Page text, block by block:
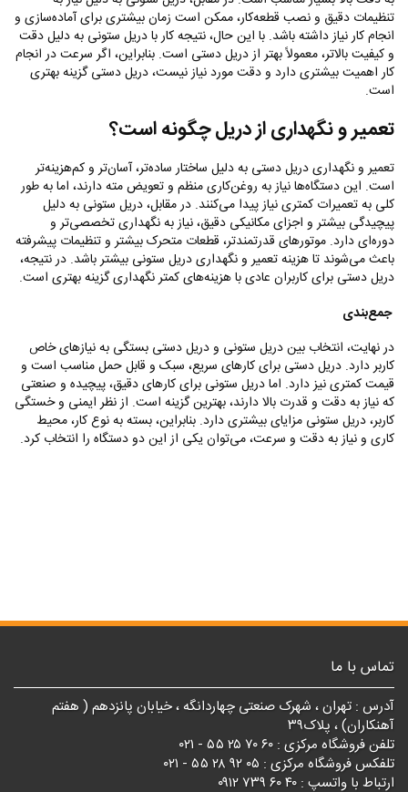
تنظیمات دقیق و نصب قطعه‌کار، ممکن است زمان بیشتری برای آماده‌سازی و
انجام کار نیاز داشته باشد. با این حال، نتیجه کار با دریل ستونی به دلیل دقت
و کیفیت بالاتر، معمولاً بهتر از دریل دستی است. بنابراین، اگر سرعت در انجام
کار اهمیت بیشتری دارد و دقت مورد نیاز نیست، دریل دستی گزینه بهتری
است.
تعمیر و نگهداری از دریل چگونه است؟
تعمیر و نگهداری دریل دستی به دلیل ساختار ساده‌تر، آسان‌تر و کم‌هزینه‌تر
است. این دستگاه‌ها نیاز به روغن‌کاری منظم و تعویض مته دارند، اما به طور
کلی به تعمیرات کمتری نیاز پیدا می‌کنند. در مقابل، دریل ستونی به دلیل
پیچیدگی بیشتر و اجزای مکانیکی دقیق، نیاز به نگهداری تخصصی‌تر و
دوره‌ای دارد. موتورهای قدرتمندتر، قطعات متحرک بیشتر و تنظیمات پیشرفته
باعث می‌شوند تا هزینه تعمیر و نگهداری دریل ستونی بیشتر باشد. در نتیجه،
دریل دستی برای کاربران عادی با هزینه‌های کمتر نگهداری گزینه بهتری است.
جمع‌بندی
در نهایت، انتخاب بین دریل ستونی و دریل دستی بستگی به نیازهای خاص
کاربر دارد. دریل دستی برای کارهای سریع، سبک و قابل حمل مناسب است و
قیمت کمتری نیز دارد. اما دریل ستونی برای کارهای دقیق، پیچیده و صنعتی
که نیاز به دقت و قدرت بالا دارند، بهترین گزینه است. از نظر ایمنی و خستگی
کاربر، دریل ستونی مزایای بیشتری دارد. بنابراین، بسته به نوع کار، محیط
کاری و نیاز به دقت و سرعت، می‌توان یکی از این دو دستگاه را انتخاب کرد.
تماس با ما
آدرس : تهران ، شهرک صنعتی چهاردانگه ، خیابان پانزدهم ( هفتم
آهنکاران) ، پلاک۳۹
تلفن فروشگاه مرکزی : ۶۰ ۷۰ ۲۵ ۵۵ - ۰۲۱
تلفکس فروشگاه مرکزی : ۰۵ ۹۲ ۲۸ ۵۵ - ۰۲۱
ارتباط با واتسپ : ۴۰ ۶۰ ۷۳۹ ۰۹۱۲